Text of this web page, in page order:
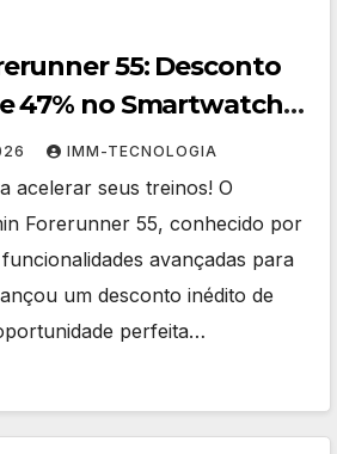
55: Desconto
47% no Smartwatch
Corredores!
IMM-TECNOLOGIA
acelerar seus treinos! O
Forerunner 55, conhecido por
avançadas para
um desconto inédito de
perfeita…